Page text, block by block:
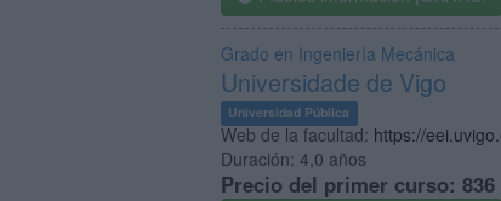
Grado en Ingeniería Mecánica
Universidade de Vigo
Universidad Pública
Web de la facultad: https://
Duración: 4,0 años
Precio del primer curso: 836